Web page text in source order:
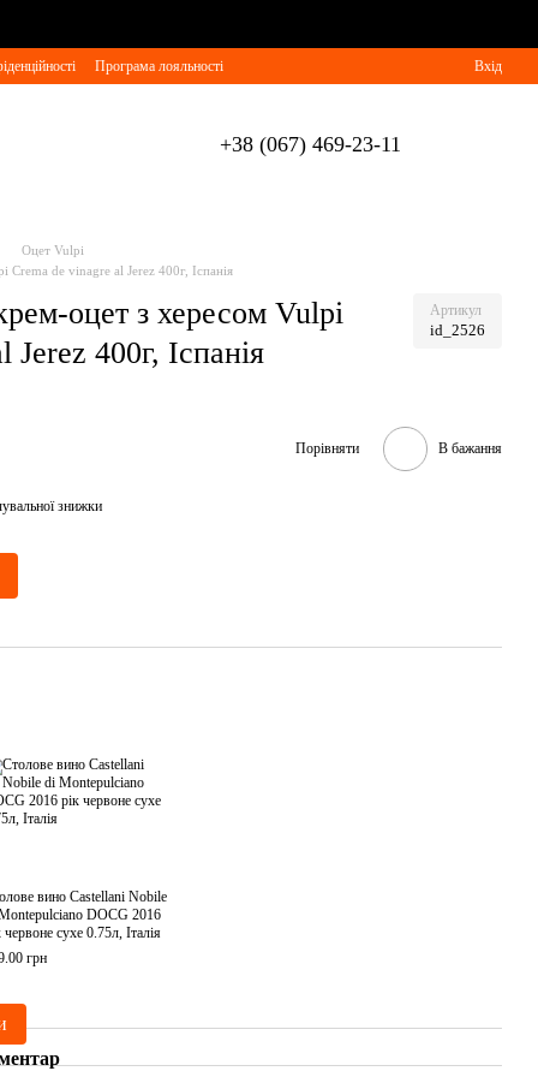
Програма лояльності Вхід
+38 (067) 469-23-11
Оцет Vulpi
Crema de vinagre al Jerez 400г, Іспанія
оцет з хересом Vulpi
400г, Іспанія
Артикул
id_2526
Порівняти В бажання
знижки
вино Castellani Nobile
DOCG 2016
червоне сухе 0.75л, Італія
грн